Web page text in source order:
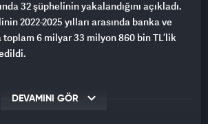
32 şüphelinin yakalandığını açıkladı.
2022-2025 yılları arasında banka ve
6 milyar 33 milyon 860 bin TL’lik
DEVAMINI GÖR